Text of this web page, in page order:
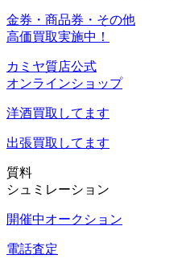
金券・商品券・その他
高価買取実施中！
カミヤ質店公式
オンラインショップ
洋酒買取してます
出張買取 してます
質料
シュミレーション
開催中オークション
電話査定